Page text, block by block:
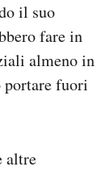
il suo
fare in
almeno in
portare fuori
altre